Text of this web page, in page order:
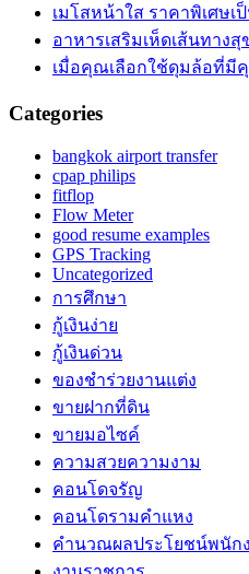
เมโสหน้าใส ราคาพิเศษ
อาหารเสริมเห็ดเส้นทาง
เมื่อคุณเลือกใช้ดุมล้อที่มี
Categories
bangkok airport transfer
cpap philips
fitflop
Flow Meter
good resume examples
GPS Tracking
Uncategorized
การศึกษา
กู้เงินง่าย
กู้เงินด่วน
ของชำร่วยงานแต่ง
ขายฝากที่ดิน
ขายมอไซค์
ความสวยความงาม
คอนโดจรัญ
คอนโดรามคำแหง
คำนวณผลประโยชน์พนัก